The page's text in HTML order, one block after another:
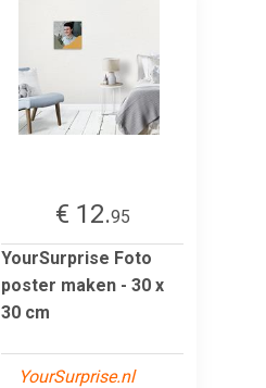
€ 12.95
YourSurprise Foto
poster maken - 30 x
30 cm
YourSurprise.nl